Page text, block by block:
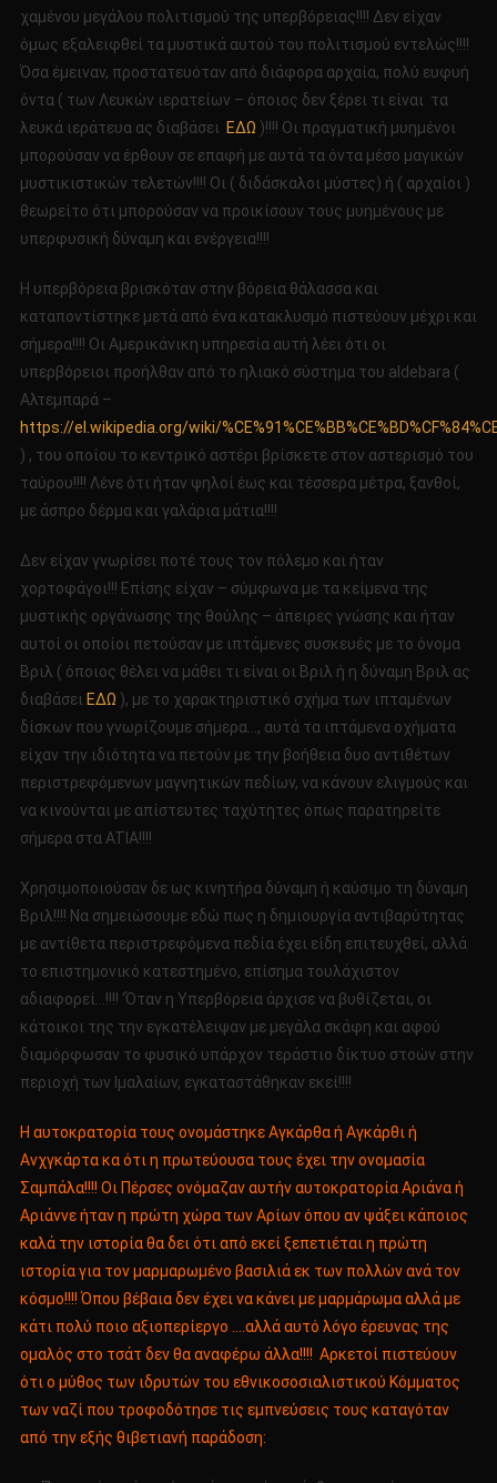
χαμένου μεγάλου πολιτισμού της υπερβόρειας!!!! Δεν είχαν
όμως εξαλειφθεί τα μυστικά αυτού του πολιτισμού εντελώς!!!!
Όσα έμειναν, προστατευόταν από διάφορα αρχαία, πολύ ευφυή
όντα ( των Λευκών ιερατείων – όποιος δεν ξέρει τι είναι τα
λευκά ιεράτευα ας διαβάσει
ΕΔΩ )!!!! Οι πραγματική μυημένοι
μπορούσαν να έρθουν σε επαφή με αυτά τα όντα μέσο μαγικών
μυστικιστικών τελετών!!!! Οι ( διδάσκαλοι μύστες) ή ( αρχαίοι )
θεωρείτο ότι μπορούσαν να προικίσουν τους μυημένους με
υπερφυσική δύναμη και ενέργεια!!!!
Η υπερβόρεια βρισκόταν στην βόρεια θάλασσα και
καταποντίστηκε μετά από ένα κατακλυσμό πιστεύουν μέχρι και
σήμερα!!!! Οι Αμερικάνικη υπηρεσία αυτή λέει ότι οι
υπερβόρειοι προήλθαν από το ηλιακό σύστημα του aldebara (
Αλτεμπαρά –
https://el.wikipedia.org/wiki/
) , του οποίου το κεντρικό αστέρι βρίσκετε στον αστερισμό του
ταύρου!!!! Λένε ότι ήταν ψηλοί έως και τέσσερα μέτρα, ξανθοί,
με άσπρο δέρμα και γαλάρια μάτια!!!!
Δεν είχαν γνωρίσει ποτέ τους τον πόλεμο και ήταν
χορτοφάγοι!!! Επίσης είχαν – σύμφωνα με τα κείμενα της
μυστικής οργάνωσης της θούλης – άπειρες γνώσης και ήταν
αυτοί οι οποίοι πετούσαν με ιπτάμενες συσκευές με το όνομα
Βριλ ( όποιος θέλει να μάθει τι είναι οι Βριλ ή η δύναμη Βριλ ας
διαβάσει ΕΔΩ ), με το χαρακτηριστικό σχήμα των ιπταμένων
δίσκων που γνωρίζουμε σήμερα…, αυτά τα ιπτάμενα οχήματα
είχαν την ιδιότητα να πετούν με την βοήθεια δυο αντιθέτων
περιστρεφόμενων μαγνητικών πεδίων, να κάνουν ελιγμούς και
να κινούνται με απίστευτες ταχύτητες όπως παρατηρείτε
σήμερα στα ATIA!!!!
Χρησιμοποιούσαν δε ως κινητήρα δύναμη ή καύσιμο τη δύναμη
Βριλ!!!! Να σημειώσουμε εδώ πως η δημιουργία αντιβαρύτητας
με αντίθετα περιστρεφόμενα πεδία έχει είδη επιτευχθεί, αλλά
το επιστημονικό κατεστημένο, επίσημα τουλάχιστον
αδιαφορεί…!!!! ‘Όταν η Υπερβόρεια άρχισε να βυθίζεται, οι
κάτοικοι της την εγκατέλειψαν με μεγάλα σκάφη και αφού
διαμόρφωσαν το φυσικό υπάρχον τεράστιο δίκτυο στοών στην
περιοχή των Ιμαλαίων, εγκαταστάθηκαν εκεί!!!!
Η αυτοκρατορία τους ονομάστηκε Αγκάρθα ή Αγκάρθι ή
Ανχγκάρτα κα ότι η πρωτεύουσα τους έχει την ονομασία
Σαμπάλα!!!! Οι Πέρσες ονόμαζαν αυτήν αυτοκρατορία Αριάνα ή
Αριάννε ήταν η πρώτη χώρα των Αρίων όπου αν ψάξει κάποιος
καλά την ιστορία θα δει ότι από εκεί ξεπετιέται η πρώτη
ιστορία για τον μαρμαρωμένο βασιλιά εκ των πολλών ανά τον
κόσμο!!!! Όπου βέβαια δεν έχει να κάνει με μαρμάρωμα αλλά με
κάτι πολύ ποιο αξιοπερίεργο ….αλλά αυτό λόγο έρευνας της
ομαλός στο τσάτ δεν θα αναφέρω άλλα!!!! Αρκετοί πιστεύουν
ότι ο μύθος των ιδρυτών του εθνικοσοσιαλιστικού Κόμματος
των ναζί που τροφοδότησε τις εμπνεύσεις τους καταγόταν
από την εξής θιβετιανή παράδοση: